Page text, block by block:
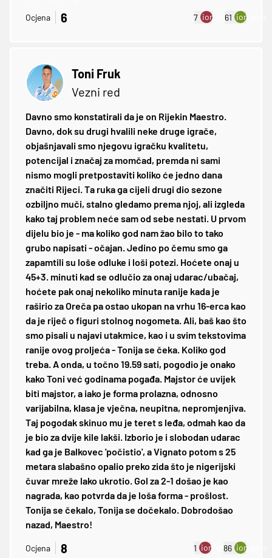
Ocjena 6 7 ion:minus
61 ion:plus
Toni Fruk
Vezni red
Davno smo konstatirali da je on Rijekin Maestro.
Davno, dok su drugi hvalili neke druge igrače,
objašnjavali smo njegovu igračku kvalitetu,
potencijal i značaj za momčad, premda ni sami
nismo mogli pretpostaviti koliko će jedno dana
značiti Rijeci. Ta ruka ga cijeli drugi dio sezone
ozbiljno muči, stalno gledamo prema njoj, ali izgleda
kako taj problem neće sam od sebe nestati. U prvom
dijelu bio je - ma koliko god nam žao bilo to tako
grubo napisati - očajan. Jedino po čemu smo ga
zapamtili su loše odluke i loši potezi. Hoćete onaj u
45+3. minuti kad se odlučio za onaj udarac/ubačaj,
hoćete pak onaj nekoliko minuta ranije kada je
raširio za Oreča pa ostao ukopan na vrhu 16-erca kao
da je riječ o figuri stolnog nogometa. Ali, baš kao što
smo pisali u najavi utakmice, kao i u svim tekstovima
ranije ovog proljeća - Tonija se čeka. Koliko god
treba. A onda, u točno 19.59 sati, pogodio je onako
kako Toni već godinama pogađa. Majstor će uvijek
biti majstor, a iako je forma prolazna, odnosno
varijabilna, klasa je vječna, neupitna, nepromjenjiva.
Taj pogodak skinuo mu je teret s leđa, odmah kao da
je bio za dvije kile lakši. Izborio je i slobodan udarac
kad ga je Balkovec 'počistio', a Vignato potom s 25
metara slabašno opalio preko zida što je nigerijski
čuvar mreže lako ukrotio. Gol za 2-1 došao je kao
nagrada, kao potvrda da je loša forma - prošlost.
Tonija se čekalo, Tonija se dočekalo. Dobrodošao
nazad, Maestro!
Ocjena 8 1 ion:minus
86 ion:plus